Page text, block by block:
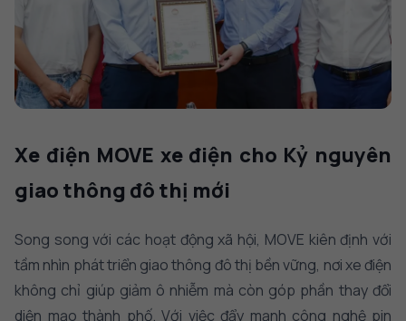
Xe điện MOVE xe điện cho Kỷ nguyên
giao thông đô thị mới
Song song với các hoạt động xã hội, MOVE kiên định với
tầm nhìn phát triển giao thông đô thị bền vững, nơi xe điện
không chỉ giúp giảm ô nhiễm mà còn góp phần thay đổi
diện mạo thành phố. Với việc đẩy mạnh công nghệ pin